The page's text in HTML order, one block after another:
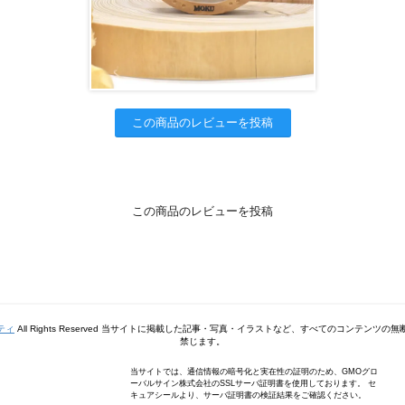
この商品のレビューを投稿
この商品のレビューを投稿
ィ All Rights Reserved 当サイトに掲載した記事・写真・イラストなど、すべてのコンテンツの無
禁じます。
当サイトでは、通信情報の暗号化と実在性の証明のため、GMOグロ
ーバルサイン株式会社のSSLサーバ証明書を使用しております。 セ
キュアシールより、サーバ証明書の検証結果をご確認ください。